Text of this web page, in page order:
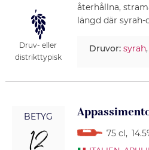
Druv- eller
distrikttypisk
återhållna,
längd där syrah-
Druvor: syrah,
BETYG
75 cl,